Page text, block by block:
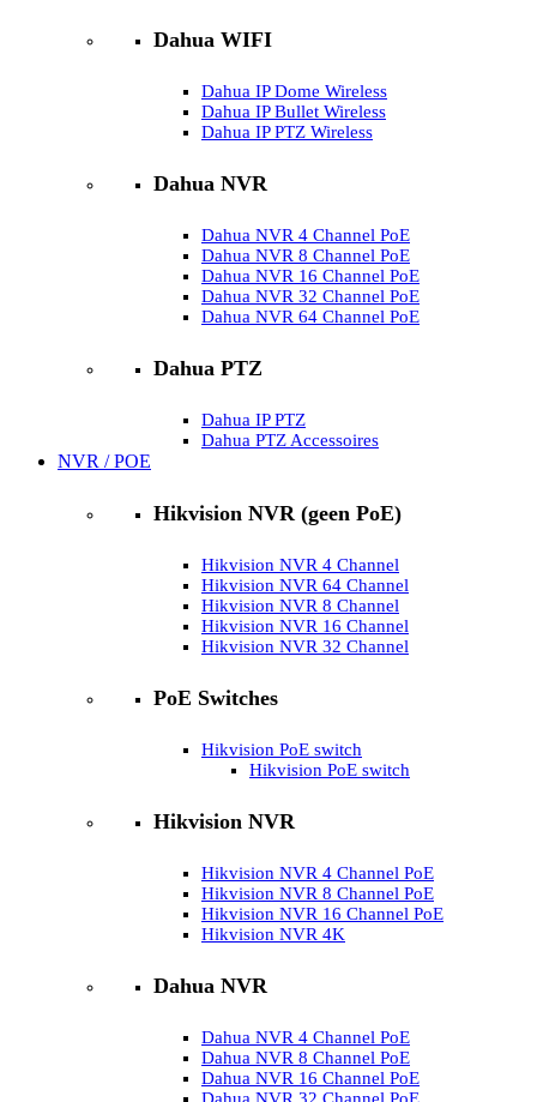
Dahua WIFI
Dahua IP Dome Wireless
Dahua IP Bullet Wireless
Dahua IP PTZ Wireless
Dahua NVR
Dahua NVR 4 Channel PoE
Dahua NVR 8 Channel PoE
Dahua NVR 16 Channel PoE
Dahua NVR 32 Channel PoE
Dahua NVR 64 Channel PoE
Dahua PTZ
Dahua IP PTZ
Dahua PTZ Accessoires
NVR / POE
Hikvision NVR (geen PoE)
Hikvision NVR 4 Channel
Hikvision NVR 64 Channel
Hikvision NVR 8 Channel
Hikvision NVR 16 Channel
Hikvision NVR 32 Channel
PoE Switches
Hikvision PoE switch
Hikvision PoE switch
Hikvision NVR
Hikvision NVR 4 Channel PoE
Hikvision NVR 8 Channel PoE
Hikvision NVR 16 Channel PoE
Hikvision NVR 4K
Dahua NVR
Dahua NVR 4 Channel PoE
Dahua NVR 8 Channel PoE
Dahua NVR 16 Channel PoE
Dahua NVR 32 Channel PoE